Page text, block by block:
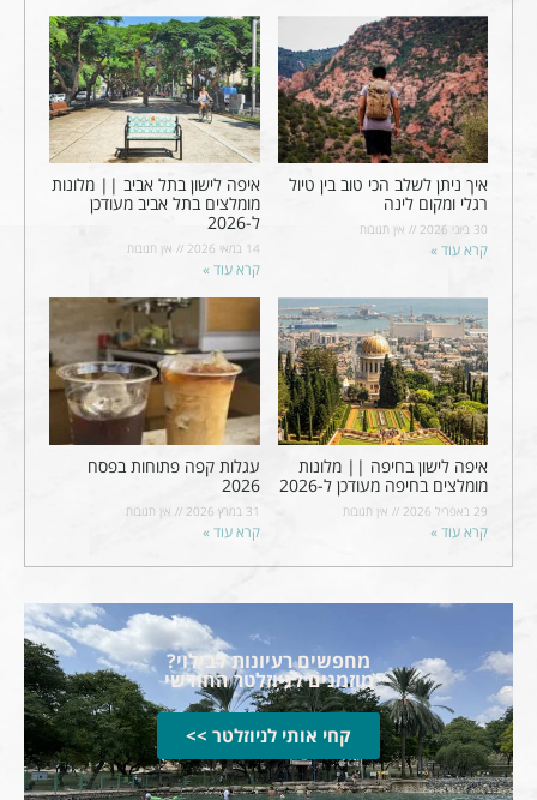
איך ניתן לשלב הכי טוב בין טיול
רגלי ומקום לינה
30 ביוני 2026 אין תגובות
קרא עוד »
איפה לישון בתל אביב || מלונות
מומלצים בתל אביב מעודכן
ל-2026
14 במאי 2026 אין תגובות
קרא עוד »
איפה לישון בחיפה || מלונות
מומלצים בחיפה מעודכן ל-2026
29 באפריל 2026 אין תגובות
קרא עוד »
עגלות קפה פתוחות בפסח
2026
31 במרץ 2026 אין תגובות
קרא עוד »
מחפשים רעיונות לבילוי?
מוזמנים לניוזלטר החודשי
קחי אותי לניוזלטר >>